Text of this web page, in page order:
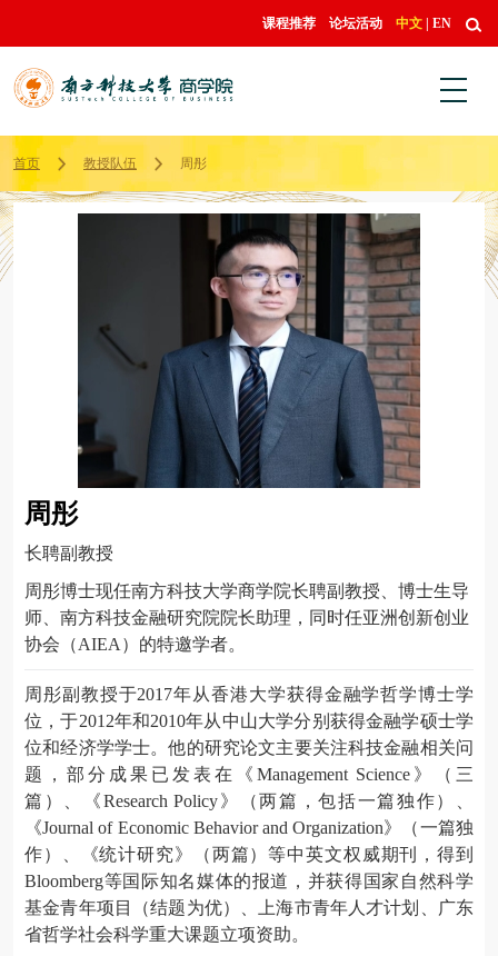
课程推荐 论坛活动 中文 EN
首页 教授队伍 周彤
周彤
长聘副教授
周彤博士现任南方科技大学商学院长聘副教授、博士生导
师、南方科技金融研究院院长助理，同时任亚洲创新创业
协会（AIEA）的特邀学者。
周彤副教授于2017年从香港大学获得金融学哲学博士学
位，于2012年和2010年从中山大学分别获得金融学硕士学
位和经济学学士。他的研究论文主要关注科技金融相关问
题，部分成果已发表在《Management Science》（三
篇）、《Research Policy》（两篇，包括一篇独作）、
《Journal of Economic Behavior and Organization》（一篇独
作）、《统计研究》（两篇）等中英文权威期刊，得到
Bloomberg等国际知名媒体的报道，并获得国家自然科学
基金青年项目（结题为优）、上海市青年人才计划、广东
省哲学社会科学重大课题立项资助。